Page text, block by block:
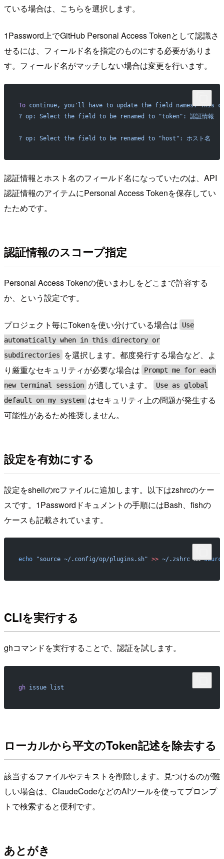
ている場合は、こちらを選択します。
1Password上でGitHub Personal Access Tokenとして認識さ
せるには、フィールド名を指定のものにする必要がありま
す。フィールド名がマッチしない場合は変更を行います。
To continue,
you'll have to update the field names. This
? op: Select the field to be renamed to "token": 認証情報
? op: Select the field to be renamed to "host": ホスト名
認証情報とホスト名のフィールド名になっていたのは、API
認証情報のアイテムにPersonal Access Tokenを保存してい
たためです。
認証情報のスコープ指定
Personal Access Tokenの使いまわしをどこまで許容する
か、という設定です。
プロジェクト毎にTokenを使い分けている場合は
Use
automatically when in this directory or
subdirectories
を選択します。都度発行する場合など、よ
り厳重なセキュリティが必要な場合は
Prompt me for each
new terminal session が適しています。
Use as global
default on my system はセキュリティ上の問題が発生する
可能性があるため推奨しません。
設定を有効にする
設定をshellのrcファイルに追加します。以下はzshrcのケー
スです。1Passwordドキュメントの手順にはBash、fishの
ケースも記載されています。
echo "source ~/.config/op/plugins.sh" >> ~/.zshrc &&
CLIを実行する
ghコマンドを実行することで、認証を試します。
gh issue list
ローカルから平文のToken記述を除去する
該当するファイルやテキストを削除します。見つけるのが難
しい場合は、ClaudeCodeなどのAIツールを使ってプロンプ
トで検索すると便利です。
あとがき